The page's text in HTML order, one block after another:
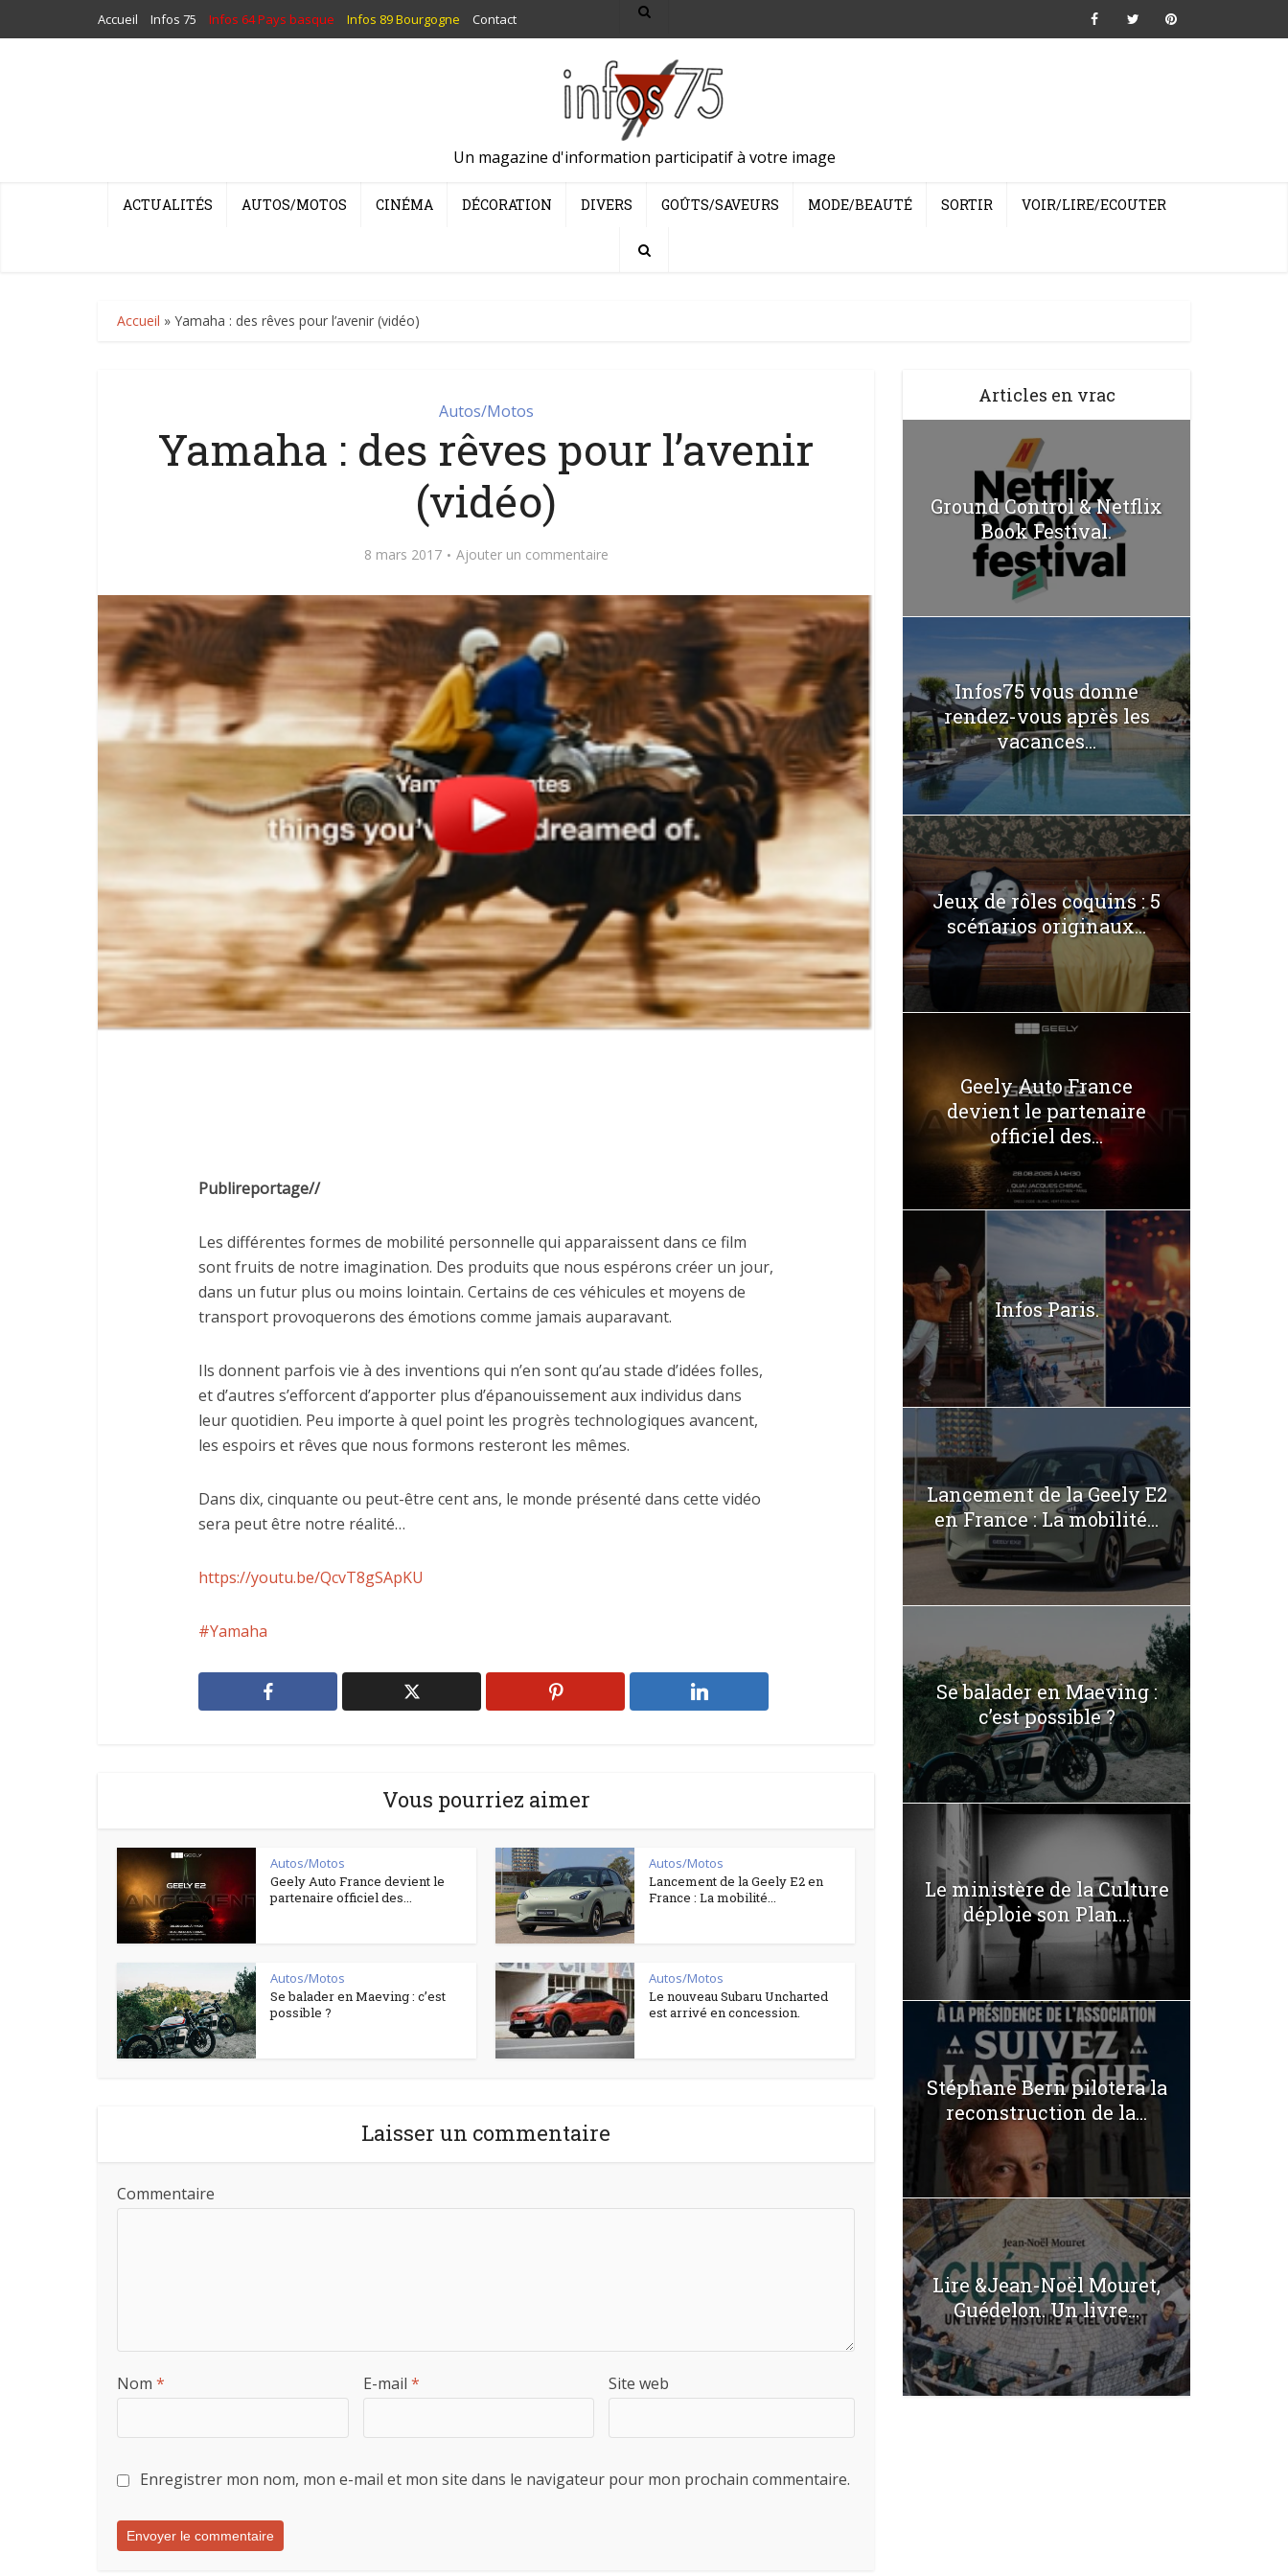
Accueil Infos 75 Infos 64 Pays basque Infos 89 Bourgogne Contact
Un magazine d'information participatif à votre image
ACTUALITÉS AUTOS/MOTOS CINÉMA DÉCORATION DIVERS GOÛTS/SAVEURS MODE/BEAUTÉ SORTIR VOIR/LIRE/ECOUTER
Accueil » Yamaha : des rêves pour l’avenir (vidéo)
Autos/Motos
Yamaha : des rêves pour l’avenir
(vidéo)
8 mars 2017 Ajouter un commentaire
Publireportage//
Les différentes formes de mobilité personnelle qui apparaissent dans ce film
sont fruits de notre imagination. Des produits que nous espérons créer un jour,
dans un futur plus ou moins lointain. Certains de ces véhicules et moyens de
transport provoquerons des émotions comme jamais auparavant.
Ils donnent parfois vie à des inventions qui n’en sont qu’au stade d’idées folles,
et d’autres s’efforcent d’apporter plus d’épanouissement aux individus dans
leur quotidien. Peu importe à quel point les progrès technologiques avancent,
les espoirs et rêves que nous formons resteront les mêmes.
Dans dix, cinquante ou peut-être cent ans, le monde présenté dans cette vidéo
sera peut être notre réalité…
https://youtu.be/QcvT8gSApKU
Yamaha
Vous pourriez aimer
Autos/Motos
Geely Auto France devient le
partenaire officiel des...
Autos/Motos
Lancement de la Geely E2 en
France : La mobilité...
Autos/Motos
Se balader en Maeving : c’est
possible ?
Autos/Motos
Le nouveau Subaru Uncharted
est arrivé en concession.
Laisser un commentaire
Commentaire
Nom * E-mail * Site web
Enregistrer mon nom, mon e-mail et mon site dans le navigateur pour mon prochain commentaire.
Articles en vrac
Ground Control & Netflix
Book Festival.
Infos75 vous donne
rendez-vous après les
vacances...
Jeux de rôles coquins : 5
scénarios originaux...
Geely Auto France
devient le partenaire
officiel des...
Infos Paris.
Lancement de la Geely E2
en France : La mobilité...
Se balader en Maeving :
c’est possible ?
Le ministère de la Culture
déploie son Plan...
Stéphane Bern pilotera la
reconstruction de la...
Lire &Jean-Noël Mouret,
Guédelon. Un livre...